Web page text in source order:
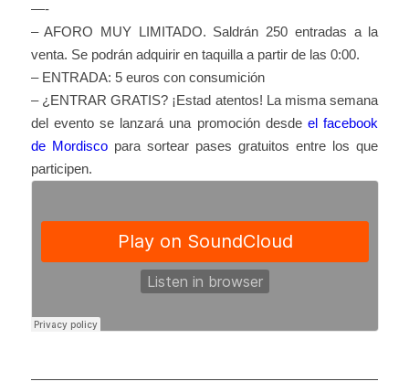
—-
– AFORO MUY LIMITADO. Saldrán 250 entradas a la
venta. Se podrán adquirir en taquilla a partir de las 0:00.
– ENTRADA: 5 euros con consumición
– ¿ENTRAR GRATIS? ¡Estad atentos! La misma semana
del evento se lanzará una promoción desdeel facebook
de Mordiscopara sortear pases gratuitos entre los que
participen.